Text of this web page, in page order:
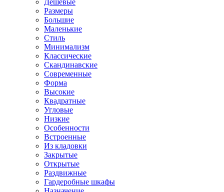
Дешевые
Размеры
Большие
Маленькие
Стиль
Минимализм
Классические
Скандинавские
Современные
Форма
Высокие
Квадратные
Угловые
Низкие
Особенности
Встроенные
Из кладовки
Закрытые
Открытые
Раздвижные
Гардеробные шкафы